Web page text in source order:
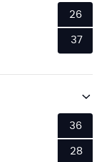
26
37
36
28